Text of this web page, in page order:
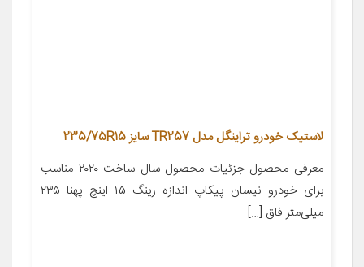
لاستیک خودرو تراینگل مدل TR257 سایز 235/75R15
معرفی محصول جزئیات محصول سال ساخت ۲۰۲۰ مناسب
برای خودرو نیسان پیکاپ اندازه رینگ ۱۵ اینچ پهنا ۲۳۵
میلی‌متر فاق […]